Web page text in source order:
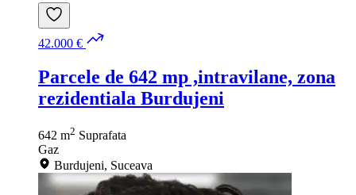
42.000 €
Parcele de 642 mp ,intravilane, zona
rezidentiala Burdujeni
642 m2 Suprafata
Gaz
Burdujeni, Suceava